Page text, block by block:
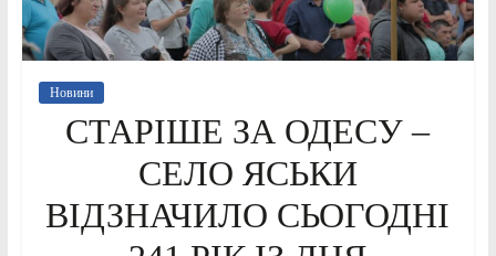
Новини
СТАРІШЕ ЗА ОДЕСУ –
СЕЛО ЯСЬКИ
ВІДЗНАЧИЛО СЬОГОДНІ